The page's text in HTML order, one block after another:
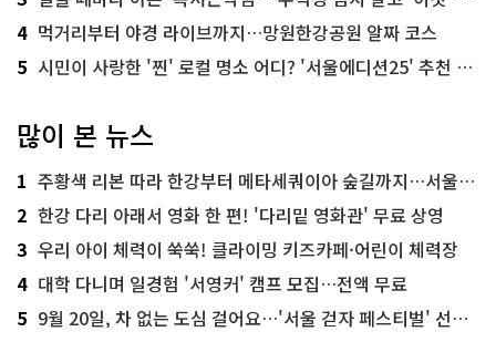
4 먹거리부터 야경 라이브까지…망원한강공원 알짜 코스
5 시민이 사랑한 '찐' 로컬 명소 어디? '서울에디션25' 추천 코스
많이 본 뉴스
1 주황색 리본 따라 한강부터 메타세쿼이아 숲길까지…서울둘레길 15코스
2 한강 다리 아래서 영화 한 편! '다리밑 영화관' 무료 상영
3 우리 아이 체력이 쑥쑥! 클라이밍 키즈카페·어린이 체력장
4 대학 다니며 일경험 '서영커' 캠프 모집…전액 무료
5 9월 20일, 차 없는 도심 걸어요…'서울 걷자 페스티벌' 선착순 5천명